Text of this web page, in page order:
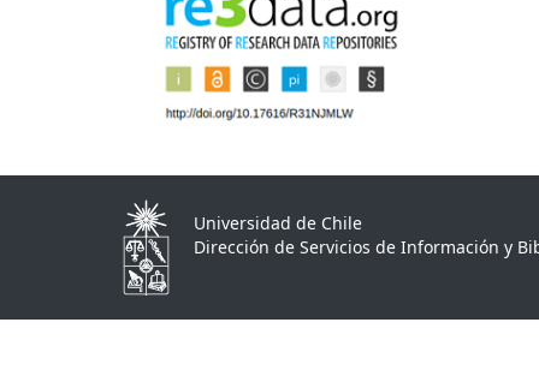
Universidad de Chile
Dirección de Servicios de Información y